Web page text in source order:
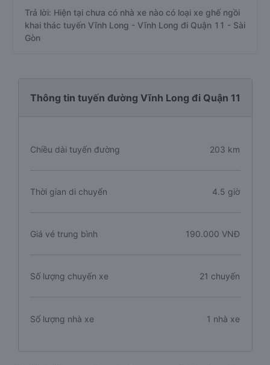
Trả lời: Hiện tại chưa có nhà xe nào có loại xe ghế ngồi
khai thác tuyến Vĩnh Long - Vĩnh Long đi Quận 11 - Sài
Gòn
Thông tin tuyến đường Vĩnh Long đi Quận 11
Chiều dài tuyến đường 203 km
Thời gian di chuyển 4.5 giờ
Giá vé trung bình 190.000 VNĐ
Số lượng chuyến xe 21 chuyến
Số lượng nhà xe 1 nhà xe